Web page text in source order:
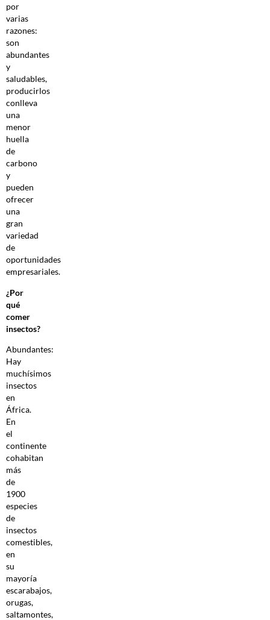
por
varias
razones:
son
abundantes
y
saludables,
producirlos
conlleva
una
menor
huella
de
carbono
y
pueden
ofrecer
una
gran
variedad
de
oportunidades
empresariales.
¿Por
qué
comer
insectos?
Abundantes:
Hay
muchísimos
insectos
en
África.
En
el
continente
cohabitan
más
de
1900
especies
de
insectos
comestibles,
en
su
mayoría
escarabajos,
orugas,
saltamontes,